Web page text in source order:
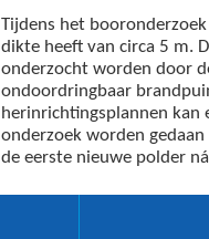
Tijdens het
dikte heeft van circa 5 m.
onderzocht worden door
ondoordringbaar
herinrichtingsplannen kan
onderzoek worden
de eerste nieuwe polder